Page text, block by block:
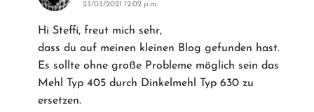
23/03/2021 12:02 p.m.
Hi Steffi, freut mich sehr,
dass du auf meinen kleinen Blog gefunden hast.
Es sollte ohne große Probleme möglich sein das
Mehl Typ 405 durch Dinkelmehl Typ 630 zu
ersetzen.